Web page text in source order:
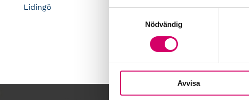
Nödvändig
Avvisa
Lidingö